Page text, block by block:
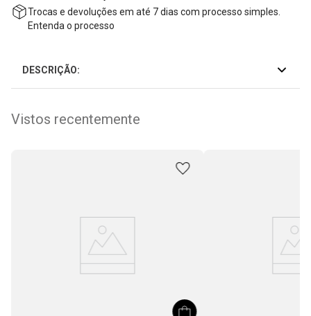
Trocas e Devoluções
Trocas e devoluções em até 7 dias com processo simples.
DESCRIÇÃO: